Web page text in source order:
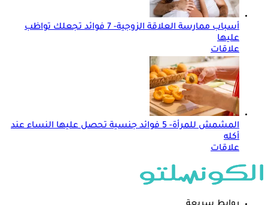
أسباب ممارسة العلاقة الزوجية- 7 فوائد تجعلك تواظب
عليها
علاقات
المشمش للمرأة- 5 فوائد جنسية تحصل عليها النساء عند
أكله
علاقات